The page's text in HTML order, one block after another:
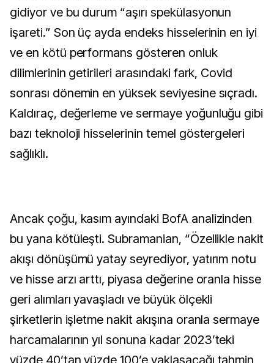
gidiyor ve bu durum “aşırı spekülasyonun
işareti.” Son üç ayda endeks hisselerinin en iyi
ve en kötü performans gösteren onluk
dilimlerinin getirileri arasındaki fark, Covid
sonrası dönemin en yüksek seviyesine sıçradı.
Kaldıraç, değerleme ve sermaye yoğunluğu gibi
bazı teknoloji hisselerinin temel göstergeleri
sağlıklı.
Ancak çoğu, kasım ayındaki BofA analizinden
bu yana kötüleşti. Subramanian, “Özellikle nakit
akışı dönüşümü yatay seyrediyor, yatırım notu
ve hisse arzı arttı, piyasa değerine oranla hisse
geri alımları yavaşladı ve büyük ölçekli
şirketlerin işletme nakit akışına oranla sermaye
harcamalarının yıl sonuna kadar 2023’teki
yüzde 40’tan yüzde 100’e yaklaşacağı tahmin